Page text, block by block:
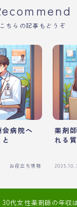
こちらの記事もどうぞ
病院へ
お役立ち情報
薬剤
れる
30代女性薬剤師の年収